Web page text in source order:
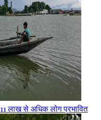
लाख से अधिक लोग प्रभावित